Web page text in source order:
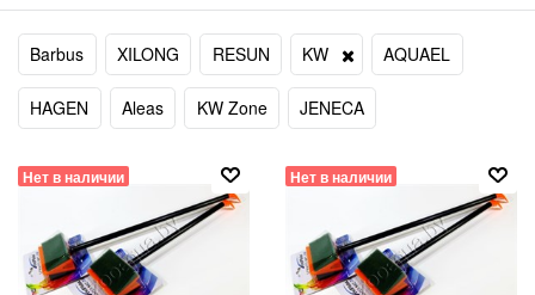
Barbus XILONG RESUN KW AQUAEL
HAGEN Aleas KW Zone JENECA
Нет в наличии Нет в наличии